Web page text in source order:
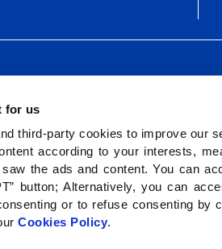
for us
third-party cookies to improve our
according to your interests,
the ads and content. You can
button; Alternatively, you can
or to refuse consenting by
Cookies Policy.